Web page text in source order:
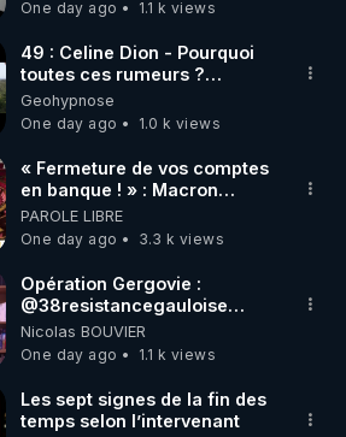
One day ago
1.1 k views
49 : Celine Dion - Pourquoi
toutes ces rumeurs ?
Enquête sous hypnose
Geohypnose
One day ago
1.0 k views
« Fermeture de vos comptes
en banque ! » : Macron
impose une loi folle !
PAROLE LIBRE
One day ago
3.3 k views
Opération Gergovie :
‪@38resistancegauloise‬
‪@MarionSigautOfficiel‬
‪@gladysriifard5710‬ Laëtitia
Nicolas BOUVIER
One day ago
1.1 k views
Les sept signes de la fin des
temps selon l’intervenant